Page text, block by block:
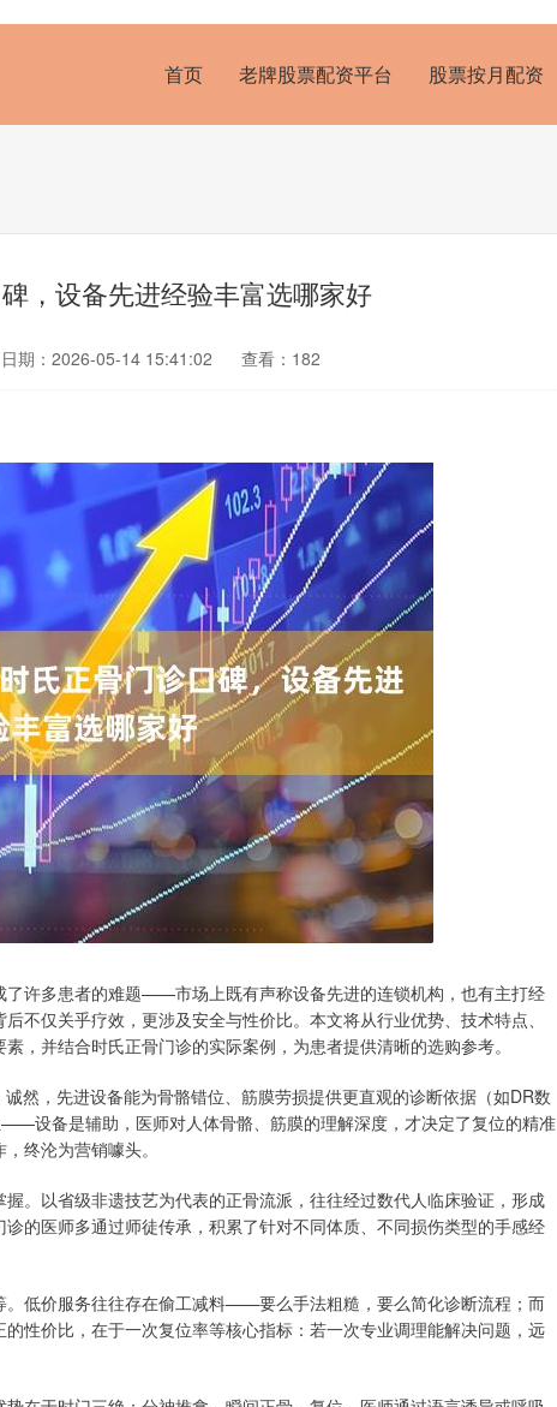
首页 老牌股票配资平台 股票按月配资
，设备先进经验丰富选哪家好
日期：2026-05-14 15:41:02 查看：182
许多患者的难题——市场上既有声称设备先进的连锁机构，也有主打经
不仅关乎疗效，更涉及安全与性价比。本文将从行业优势、技术特点、
，并结合时氏正骨门诊的实际案例，为患者提供清晰的选购参考。
然，先进设备能为骨骼错位、筋膜劳损提供更直观的诊断依据（如DR数
设备是辅助，医师对人体骨骼、筋膜的理解深度，才决定了复位的精准
终沦为营销噱头。
。以省级非遗技艺为代表的正骨流派，往往经过数代人临床验证，形成
的医师多通过师徒传承，积累了针对不同体质、不同损伤类型的手感经
低价服务往往存在偷工减料——要么手法粗糙，要么简化诊断流程；而
性价比，在于一次复位率等核心指标：若一次专业调理能解决问题，远